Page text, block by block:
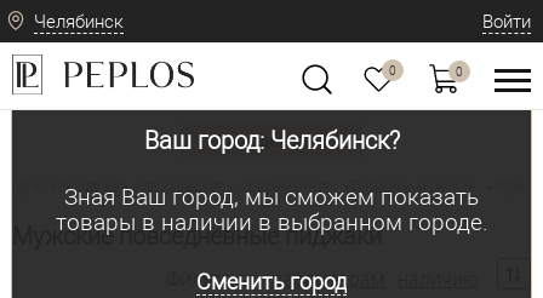
Челябинск
Ваш город: Челябинск?
Зная Ваш город, мы сможем показать
товары в наличии в выбранном городе.
Сменить город
Войти
0 0
Вид одежды
Мужская одежда: классическая и современная
Мужские повседневные пиджаки
Фильтр по: параметрам